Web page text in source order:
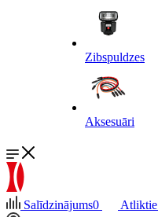
Zibspuldzes
Aksesuāri
Salīdzinājums0 Atliktie